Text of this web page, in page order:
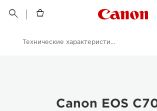
 
Canon EOS C700
Технические характеристики
Canon EOS